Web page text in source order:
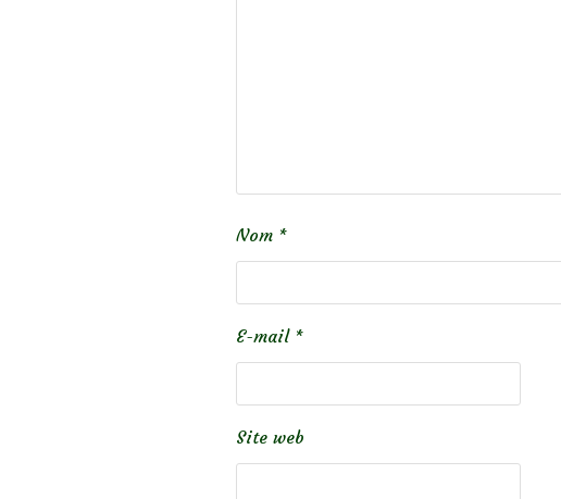
Nom *
E-mail *
Site web